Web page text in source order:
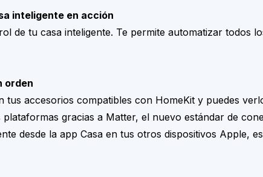
inteligente en acción
de tu casa inteligente. Te permite automatizar todos
orden
accesorios compatibles con HomeKit y puedes
gracias a Matter, el nuevo estándar de
desde la app Casa en tus otros dispositivos Apple,